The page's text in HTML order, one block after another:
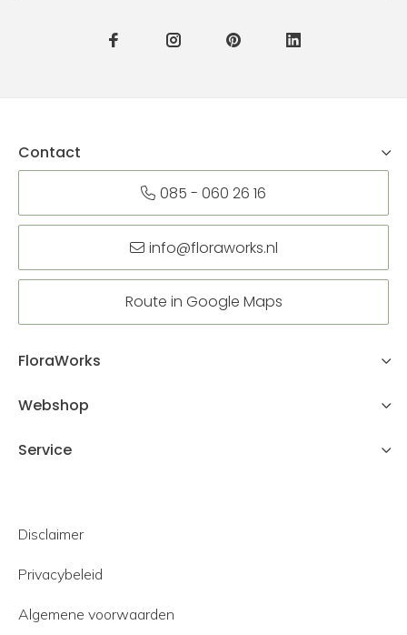
Contact
085 - 060 26 16
info@floraworks.nl
Route in Google Maps
FloraWorks
Webshop
Service
Disclaimer
Privacybeleid
Algemene voorwaarden